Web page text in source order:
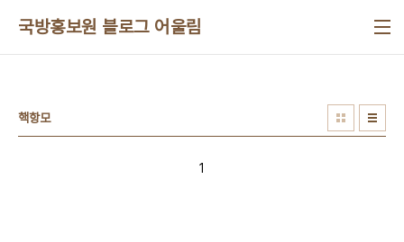
국방홍보원 블로그 어울림
핵항모
1